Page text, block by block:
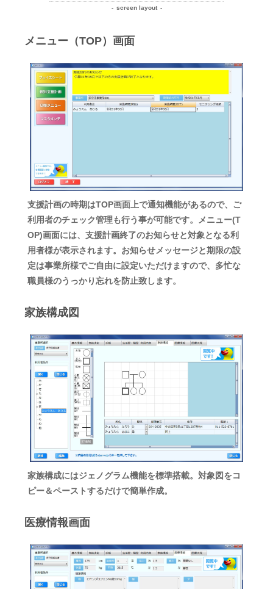
screen layout
メニュー（TOP）画面
支援計画の時期はTOP画面上で通知機能があるので、ご
利用者のチェック管理も行う事が可能です。メニュー(T
OP)画面には、支援計画終了のお知らせと対象となる利
用者様が表示されます。お知らせメッセージと期限の設
定は事業所様でご自由に設定いただけますので、多忙な
職員様のうっかり忘れを防止致します。
家族構成図
家族構成にはジェノグラム機能を標準搭載。対象図をコ
ピー＆ペーストするだけで簡単作成。
医療情報画面